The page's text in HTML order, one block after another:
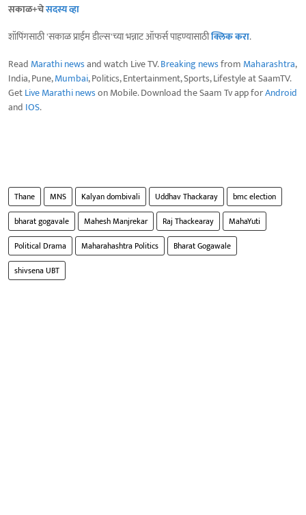
सकाळ+चेसदस्य व्हा
शॉपिंगसाठी 'सकाळ प्राईम डील्स'च्या भन्नाट ऑफर्स पाहण्यासाठीक्लिक करा.
Read Marathi newsand watch Live TV.Breaking newsfrom Maharashtra,
India, Pune,Mumbai, Politics, Entertainment, Sports, Lifestyle at SaamTV.
GetLive Marathi newson Mobile. Download the Saam Tv app forAndroid
and IOS.
Thane MNS Kalyan dombivali Uddhav Thackaray
bmc election
bharat gogavale
Mahesh Manjrekar Raj Thackearay
MahaYuti
Political Drama
Maharahashtra Politics
Bharat Gogawale
shivsena UBT